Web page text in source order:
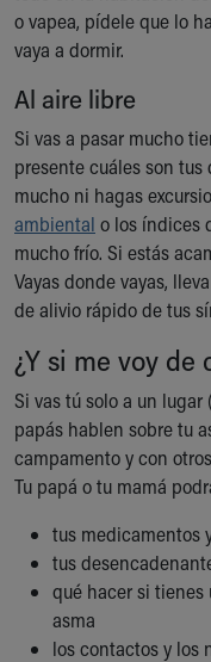
o vapea, pídele que lo
vaya a dormir.
Al aire libre
Si vas a pasar mucho
presente cuáles son
mucho ni hagas
ambiental o los índices
mucho frío. Si estás
Vayas donde vayas,
de alivio rápido de tus
¿Y si me voy de
Si vas tú solo a un
papás hablen sobre tu
campamento y con
Tu papá o tu mamá
tus medicamentos
tus
qué hacer si tienes
asma
los contactos y los